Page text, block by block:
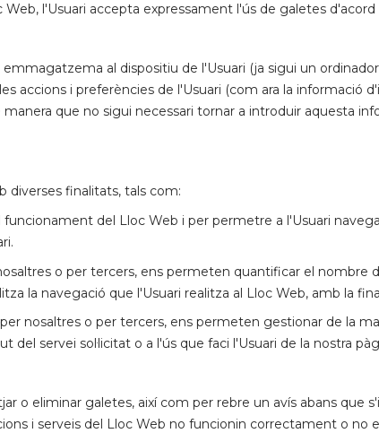
l'Usuari accepta expressament l'ús de galetes
al dispositiu de l'Usuari (ja sigui un
accions i preferències de l'Usuari (com ara la informació
que no sigui necessari tornar a introduir aquesta
diverses finalitats, tals com:
del Lloc Web i per permetre a l'Usuari
o per tercers, ens permeten quantificar el nombre
la navegació que l'Usuari realitza al Lloc Web, amb la
nosaltres o per tercers, ens permeten gestionar de la
servei sol·licitat o a l'ús que faci l'Usuari de la nostra
o eliminar galetes, així com per rebre un avís abans que
i serveis del Lloc Web no funcionin correctament o no